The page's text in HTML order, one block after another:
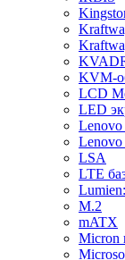
KVM-
LCD
LED
Lenovo
Lenovo
LSA
LTE
M.2
mATX
Micron